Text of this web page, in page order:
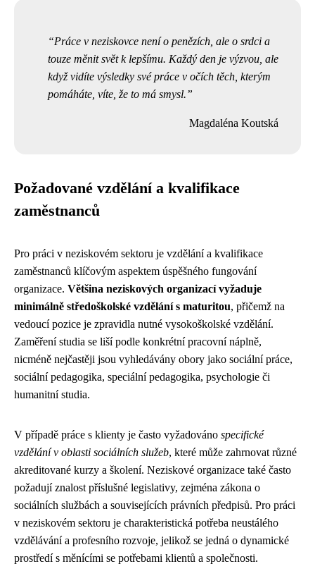
Práce v neziskovce není o penězích, ale o srdci a
touze měnit svět k lepšímu. Každý den je výzvou, ale
když vidíte výsledky své práce v očích těch, kterým
pomáháte, víte, že to má smysl.
Magdaléna Koutská
Požadované vzdělání a kvalifikace
zaměstnanců
Pro práci v neziskovém sektoru je vzdělání a kvalifikace
zaměstnanců klíčovým aspektem úspěšného fungování
organizace. Většina neziskových organizací vyžaduje
minimálně středoškolské vzdělání s maturitou, přičemž na
vedoucí pozice je zpravidla nutné vysokoškolské vzdělání.
Zaměření studia se liší podle konkrétní pracovní náplně,
nicméně nejčastěji jsou vyhledávány obory jako sociální práce,
sociální pedagogika, speciální pedagogika, psychologie či
humanitní studia.
V případě práce s klienty je často vyžadováno specifické
vzdělání v oblasti sociálních služeb, které může zahrnovat různé
akreditované kurzy a školení. Neziskové organizace také často
požadují znalost příslušné legislativy, zejména zákona o
sociálních službách a souvisejících právních předpisů. Pro práci
v neziskovém sektoru je charakteristická potřeba neustálého
vzdělávání a profesního rozvoje, jelikož se jedná o dynamické
prostředí s měnícími se potřebami klientů a společnosti.